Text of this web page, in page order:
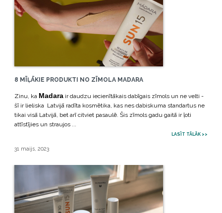
8 MĪĻĀKIE PRODUKTI NO ZĪMOLA MADARA
Zinu, ka Madarair daudzu iecienītākais dabīgais zīmols un ne velti -
šī ir lieliska Latvijā radīta kosmētika, kas nes dabiskuma standartus ne
tikai visā Latvijā, bet arī citviet pasaulē. Šis zīmols gadu gaitā ir ļoti
attīstījies un straujos ...
LASĪT TĀLĀK >>
31 maijs, 2023